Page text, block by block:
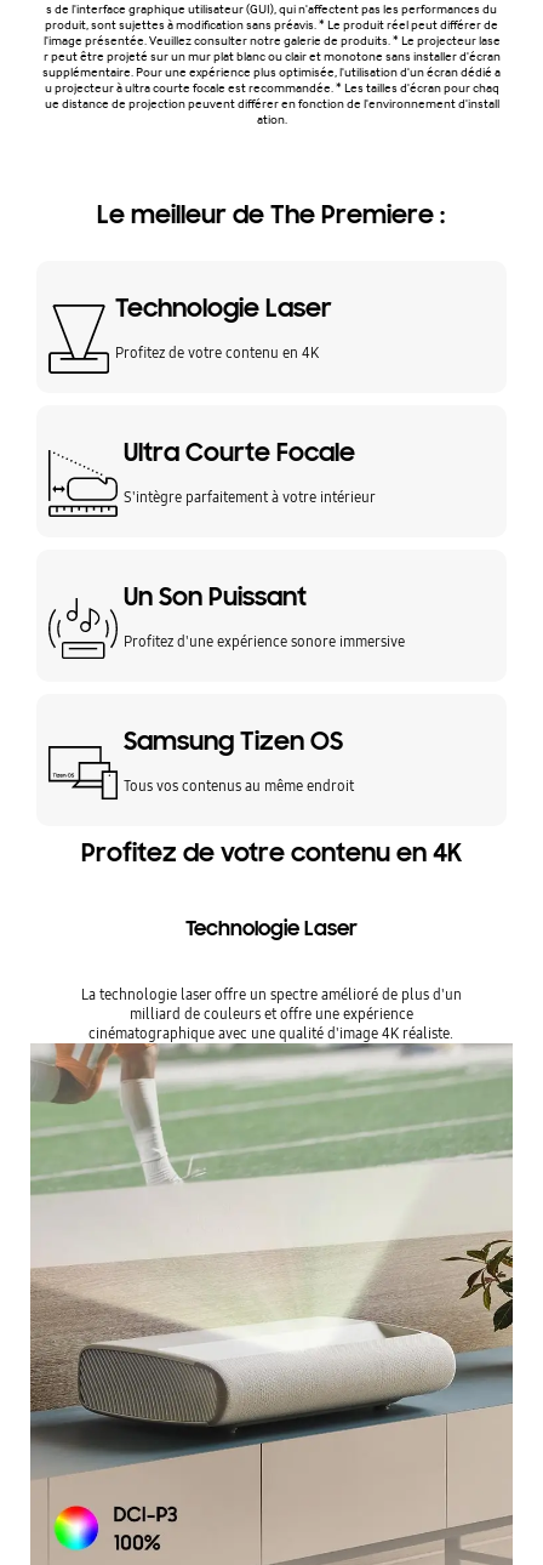
s de l'interface graphique utilisateur (GUI), qui n'affectent pas les performances du
produit, sont sujettes à modification sans préavis. * Le produit réel peut différer de
l'image présentée. Veuillez consulter notre galerie de produits. * Le projecteur lase
r peut être projeté sur un mur plat blanc ou clair et monotone sans installer d'écran
supplémentaire. Pour une expérience plus optimisée, l'utilisation d'un écran dédié a
u projecteur à ultra courte focale est recommandée. * Les tailles d'écran pour chaq
ue distance de projection peuvent différer en fonction de l'environnement d'install
ation.
Le meilleur de The Premiere :
Technologie Laser
Profitez de votre contenu en 4K
Ultra Courte Focale
S'intègre parfaitement à votre intérieur
Un Son Puissant
Profitez d'une expérience sonore immersive
Samsung Tizen OS
Tous vos contenus au même endroit
Profitez de votre contenu en 4K
Technologie Laser
La technologie laser offre un spectre amélioré de plus d'un
milliard de couleurs et offre une expérience
cinématographique avec une qualité d'image 4K réaliste.